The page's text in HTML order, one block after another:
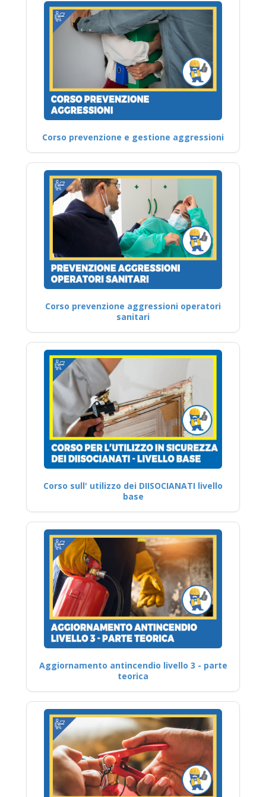
Corso prevenzione e gestione aggressioni
Corso prevenzione aggressioni operatori
sanitari
Corso sull' utilizzo dei DIISOCIANATI livello
base
Aggiornamento antincendio livello 3 - parte
teorica